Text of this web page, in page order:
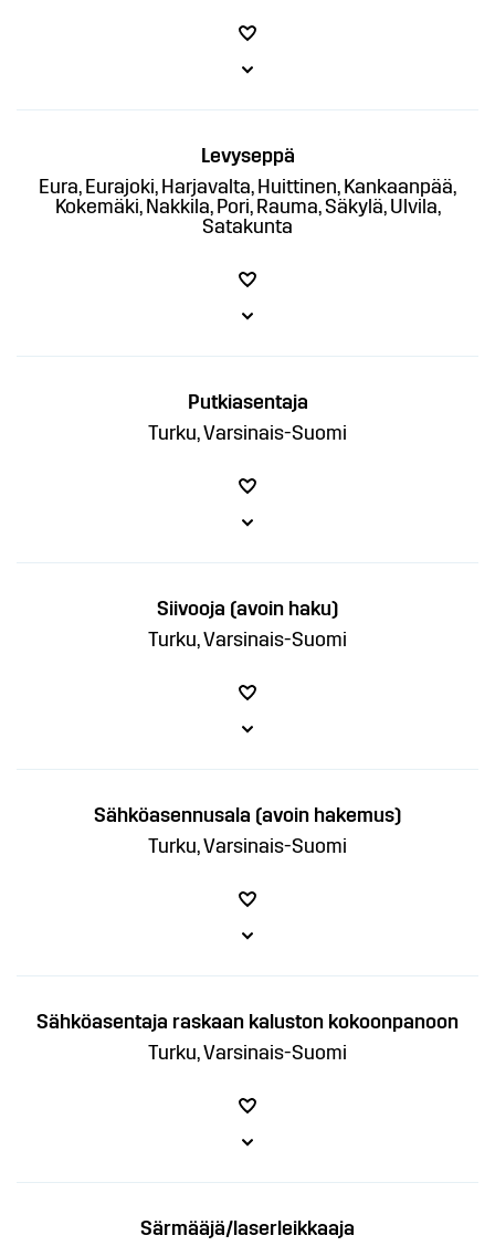
Levyseppä
Eura, Eurajoki, Harjavalta, Huittinen, Kankaanpää,
Kokemäki, Nakkila, Pori, Rauma, Säkylä, Ulvila,
Satakunta
Putkiasentaja
Turku, Varsinais-Suomi
Siivooja (avoin haku)
Turku, Varsinais-Suomi
Sähköasennusala (avoin hakemus)
Turku, Varsinais-Suomi
Sähköasentaja raskaan kaluston kokoonpanoon
Turku, Varsinais-Suomi
Särmääjä/laserleikkaaja